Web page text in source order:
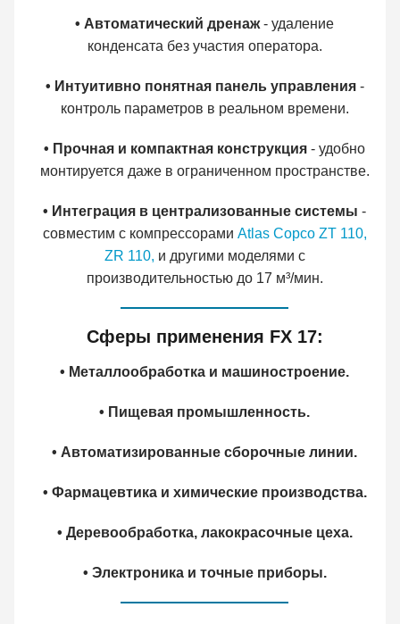
• Автоматический дренаж- удаление
конденсата без участия оператора.
• Интуитивно понятная панель управления -
контроль параметров в реальном времени.
• Прочная и компактная конструкция - удобно
монтируется даже в ограниченном пространстве.
• Интеграция в централизованные системы -
совместим с компрессорами Atlas Copco ZT 110,
ZR 110, и другими моделями с
производительностью до 17 м³/мин.
Сферы применения FX 17:
• Металлообработка и машиностроение.
• Пищевая промышленность.
• Автоматизированные сборочные линии.
• Фармацевтика и химические производства.
• Деревообработка, лакокрасочные цеха.
• Электроника и точные приборы.